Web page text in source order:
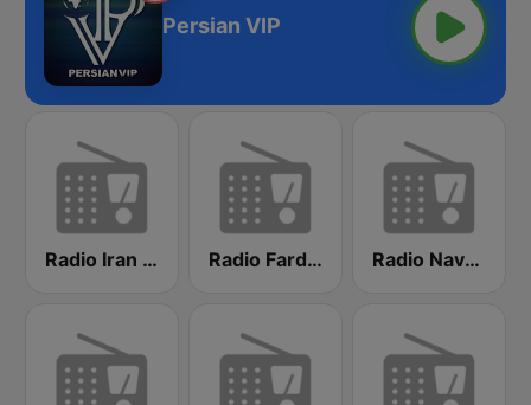
Persian VIP
Radio Iran International Radio Farda (راديو فردا) Radio Navahang